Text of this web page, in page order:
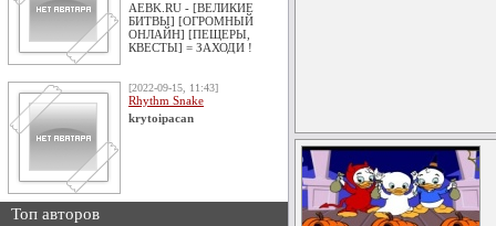
AEBK.RU - [ВЕЛИКИЕ
БИТВЫ] [ОГРОМНЫЙ
ОНЛАЙН] [ПЕЩЕРЫ,
КВЕСТЫ] = ЗАХОДИ !
[2022-09-15, 11:43]
Rhythm Snake
krytoipacan
Топ авторов